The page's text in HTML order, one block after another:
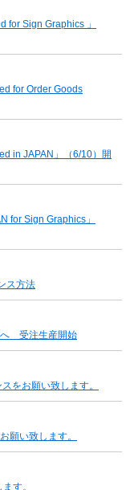
for Sign Graphics 」
for Order Goods
in JAPAN」（6/10）開
for Sign Graphics」
ス方法
受注生産開始
をお願い致します。
願い致します。
す。